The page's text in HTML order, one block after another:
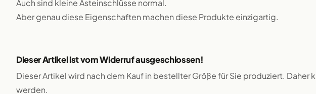
Auch sind kleine Asteinschlüsse normal.
Aber genau diese Eigenschaften machen diese Produkte einzigartig.
Dieser Artikel ist vom Widerruf ausgeschlossen!
Dieser Artikel wird nach dem Kauf in bestellter Größe für Sie produziert. Daher
werden.